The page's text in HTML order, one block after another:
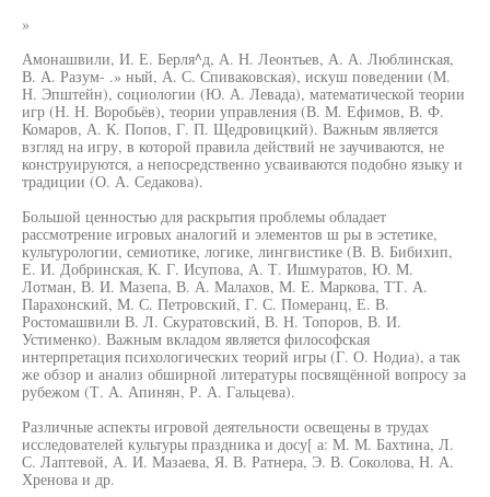
»
Амонашвили, И. Е. Берля^д, А. Н. Леонтьев, А. А. Люблинская,
В. А. Разум- .» ный, А. С. Спиваковская), искуш поведении (М.
Н. Эпштейн), социологии (Ю. А. Левада), математической теории
игр (Н. Н. Воробьёв), теории управления (В. М. Ефимов, В. Ф.
Комаров, А. К. Попов, Г. П. Щедровицкий). Важным является
взгляд на игру, в которой правила действий не заучиваются, не
конструируются, а непосредственно усваиваются подобно языку и
традиции (О. А. Седакова).
Большой ценностью для раскрытия проблемы обладает
рассмотрение игровых аналогий и элементов ш ры в эстетике,
культурологии, семиотике, логике, лингвистике (В. В. Бибихип,
Е. И. Добринская, К. Г. Исупова, А. Т. Ишмуратов, Ю. М.
Лотман, В. И. Мазепа, В. А. Малахов, М. Е. Маркова, ТТ. А.
Парахонский, М. С. Петровский, Г. С. Померанц, Е. В.
Ростомашвили В. Л. Скуратовский, В. Н. Топоров, В. И.
Устименко). Важным вкладом является философская
интерпретация психологических теорий игры (Г. О. Нодиа), а так
же обзор и анализ обширной литературы посвящённой вопросу за
рубежом (Т. А. Апинян, Р. А. Гальцева).
Различные аспекты игровой деятельности освещены в трудах
исследователей культуры праздника и досу[ а: М. М. Бахтина, Л.
С. Лаптевой, А. И. Мазаева, Я. В. Ратнера, Э. В. Соколова, Н. А.
Хренова и др.